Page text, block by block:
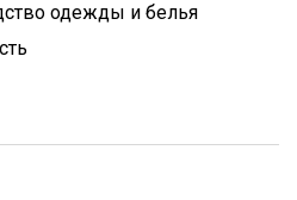
одежды и белья